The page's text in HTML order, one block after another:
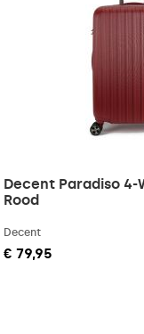
Decent Paradiso
Rood
Decent
€ 79,95